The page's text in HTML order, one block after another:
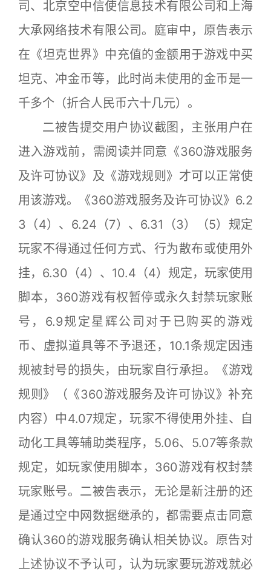
司、北京空中信使信息技术有限公司和上海
大承网络技术有限公司。庭审中，原告表示
在《坦克世界》中充值的金额用于游戏中买
坦克、冲金币等，此时尚未使用的金币是一
千多个（折合人民币六十几元）。
二被告提交用户协议截图，主张用户在
进入游戏前，需阅读并同意《360游戏服务
及许可协议》及《游戏规则》才可以正常使
用该游戏。《360游戏服务及许可协议》6.2
3（4）、6.24（7）、6.31（3）（5）规定
玩家不得通过任何方式、行为散布或使用外
挂，6.30（4）、10.4（4）规定，玩家使用
脚本，360游戏有权暂停或永久封禁玩家账
号，6.9规定星辉公司对于已购买的游戏
币、虚拟道具等不予退还，10.1条规定因违
规被封号的损失，由玩家自行承担。《游戏
规则》（《360游戏服务及许可协议》补充
内容）中4.07规定，玩家不得使用外挂、自
动化工具等辅助类程序，5.06、5.07等条款
规定，如玩家使用脚本，360游戏有权封禁
玩家账号。二被告表示，无论是新注册的还
是通过空中网数据继承的，都需要点击同意
确认360的游戏服务确认相关协议。原告对
上述协议不予认可，认为玩家要玩游戏就必